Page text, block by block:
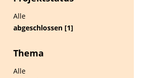
Alle
abgeschlossen [1]
Thema
Alle